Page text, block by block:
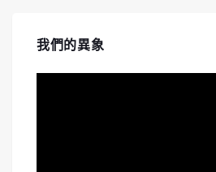
我們的異象